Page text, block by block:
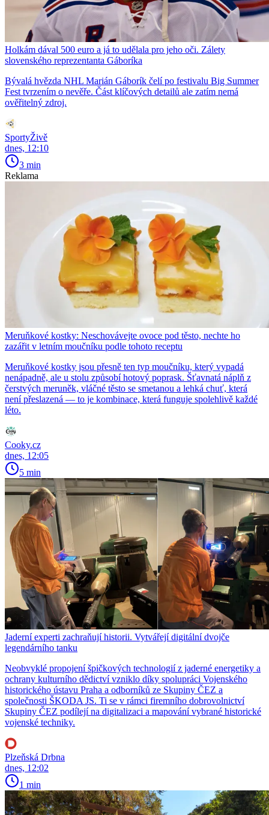
Holkám dával 500 euro a já to udělala pro jeho oči. Zálety
slovenského reprezentanta Gáboríka
Bývalá hvězda NHL Marián Gáborík čelí po festivalu Big Summer
Fest tvrzením o nevěře. Část klíčových detailů ale zatím nemá
ověřitelný zdroj.
SportyŽivě
dnes, 12:10
3 min
Reklama
Meruňkové kostky: Neschovávejte ovoce pod těsto, nechte ho
zazářit v letním moučníku podle tohoto receptu
Meruňkové kostky jsou přesně ten typ moučníku, který vypadá
nenápadně, ale u stolu způsobí hotový poprask. Šťavnatá náplň z
čerstvých meruněk, vláčné těsto se smetanou a lehká chuť, která
není přeslazená — to je kombinace, která funguje spolehlivě každé
léto.
Cooky.cz
dnes, 12:05
5 min
Jaderní experti zachraňují historii. Vytvářejí digitální dvojče
legendárního tanku
Neobvyklé propojení špičkových technologií z jaderné energetiky a
ochrany kulturního dědictví vzniklo díky spolupráci Vojenského
historického ústavu Praha a odborníků ze Skupiny ČEZ a
společnosti ŠKODA JS. Ti se v rámci firemního dobrovolnictví
Skupiny ČEZ podílejí na digitalizaci a mapování vybrané historické
vojenské techniky.
Plzeňská Drbna
dnes, 12:02
1 min